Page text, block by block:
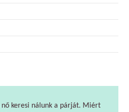
nő keresi nálunk a párját. Miért